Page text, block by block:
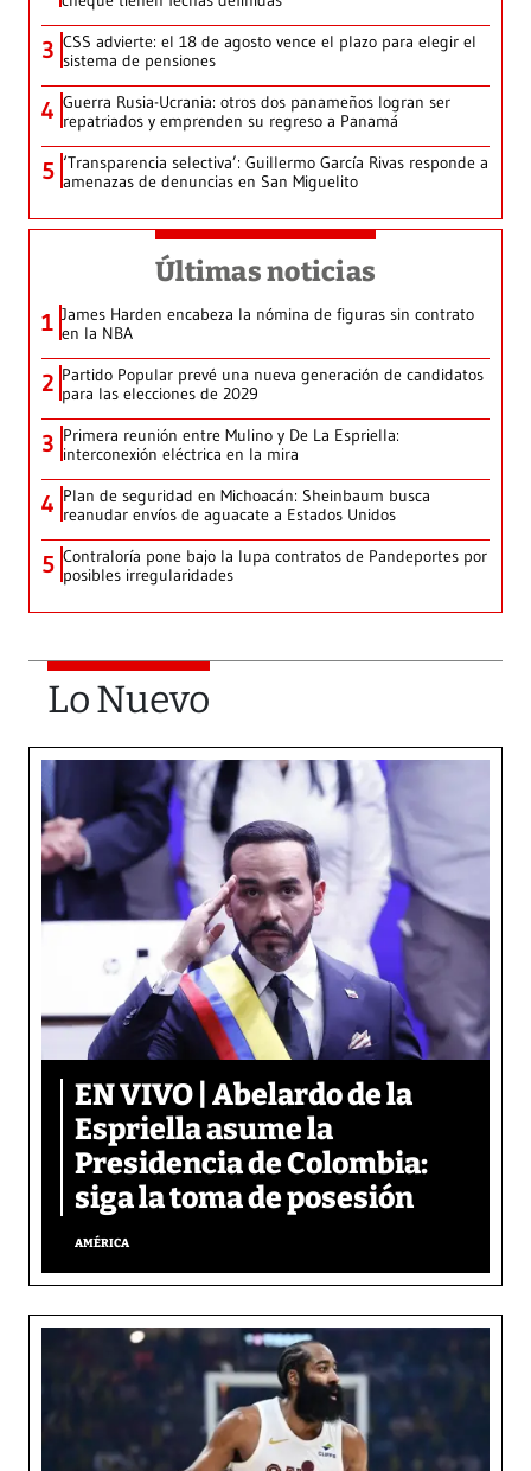
3 CSS advierte: el 18 de agosto vence el plazo para elegir el
sistema de pensiones
4 Guerra Rusia-Ucrania: otros dos panameños logran ser
repatriados y emprenden su regreso a Panamá
5 ‘Transparencia selectiva’: Guillermo García Rivas responde a
amenazas de denuncias en San Miguelito
Últimas noticias
1 James Harden encabeza la nómina de figuras sin contrato
en la NBA
2 Partido Popular prevé una nueva generación de candidatos
para las elecciones de 2029
3 Primera reunión entre Mulino y De La Espriella:
interconexión eléctrica en la mira
4 Plan de seguridad en Michoacán: Sheinbaum busca
reanudar envíos de aguacate a Estados Unidos
5 Contraloría pone bajo la lupa contratos de Pandeportes por
posibles irregularidades
Lo Nuevo
EN VIVO | Abelardo de la
Espriella asume la
Presidencia de Colombia:
siga la toma de posesión
AMÉRICA